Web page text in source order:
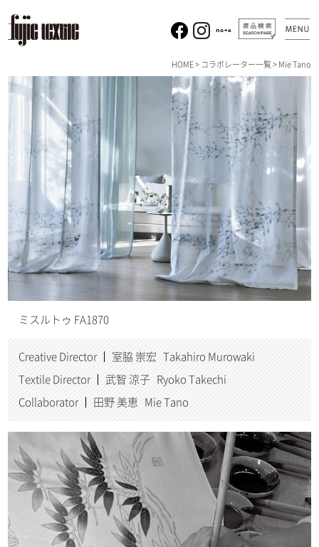
HOME> コラボレーター一覧> Mie Tano
ミスルトゥ FA1870
Creative Director 室脇 崇宏 Takahiro Murowaki
Textile Director 武智 涼子 Ryoko Takechi
Collaborator 田野 美恵 Mie Tano